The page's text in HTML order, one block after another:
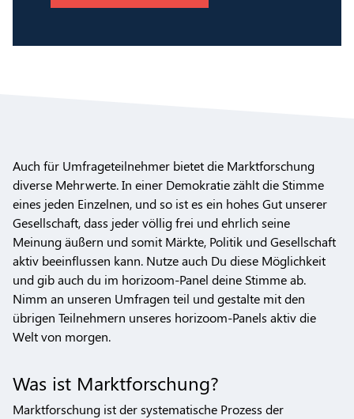
Auch für Umfrageteilnehmer bietet die Marktforschung
diverse Mehrwerte. In einer Demokratie zählt die Stimme
eines jeden Einzelnen, und so ist es ein hohes Gut unserer
Gesellschaft, dass jeder völlig frei und ehrlich seine
Meinung äußern und somit Märkte, Politik und Gesellschaft
aktiv beeinflussen kann. Nutze auch Du diese Möglichkeit
und gib auch du im horizoom-Panel deine Stimme ab.
Nimm an unseren Umfragen teil und gestalte mit den
übrigen Teilnehmern unseres horizoom-Panels aktiv die
Welt von morgen.
Was ist Marktforschung?
Marktforschung ist der systematische Prozess der